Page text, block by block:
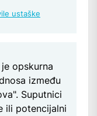
ustaške
opskurna
između
Suputnici
ili potencijalni